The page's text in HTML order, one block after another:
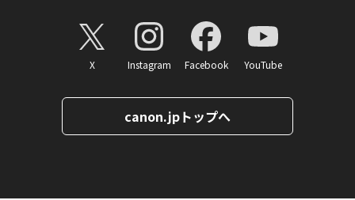
X Instagram Facebook YouTube
canon.jpトップへ